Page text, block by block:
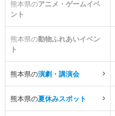
熊本県のアニメ・ゲームイベ
ント
熊本県の動物ふれあいイベン
ト
熊本県の演劇・講演会
熊本県の夏休みスポット